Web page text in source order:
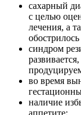
сахарный
с целью
лечения, а
синдром
во время
наличие